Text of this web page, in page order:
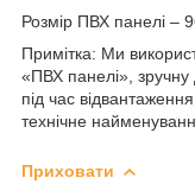
Розмір ПВХ панелі
Примітка: Ми
«ПВХ панелі», зручну
під час
технічне
Приховати